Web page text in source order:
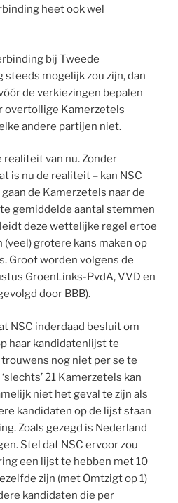
heet ook wel
bij Tweede
mogelijk zou zijn, dan
de verkiezingen bepalen
overtollige Kamerzetels
andere partijen niet.
realiteit van nu. Zonder
is nu de realiteit – kan NSC
de Kamerzetels naar de
gemiddelde aantal stemmen
deze wettelijke regel ertoe
grotere kans maken op
Groot worden volgens de
GroenLinks-PvdA, VVD en
door BBB).
NSC inderdaad besluit om
haar kandidatenlijst te
nog niet per se te
21 Kamerzetels kan
niet het geval te zijn als
kandidaten op de lijst staan
Zoals gezegd is Nederland
Stel dat NSC ervoor zou
een lijst te hebben met 10
zijn (met Omtzigt op 1)
kandidaten die per